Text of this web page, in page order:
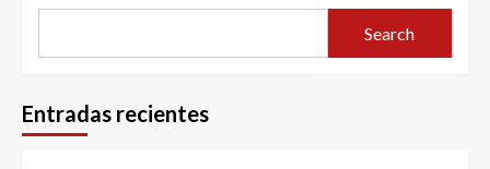
Search
Entradas recientes